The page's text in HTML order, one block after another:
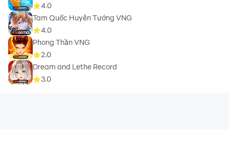
4.0
Tam Quốc Huyễn Tướng VNG
4.0
Phong Thần VNG
2.0
Dream and Lethe Record
3.0